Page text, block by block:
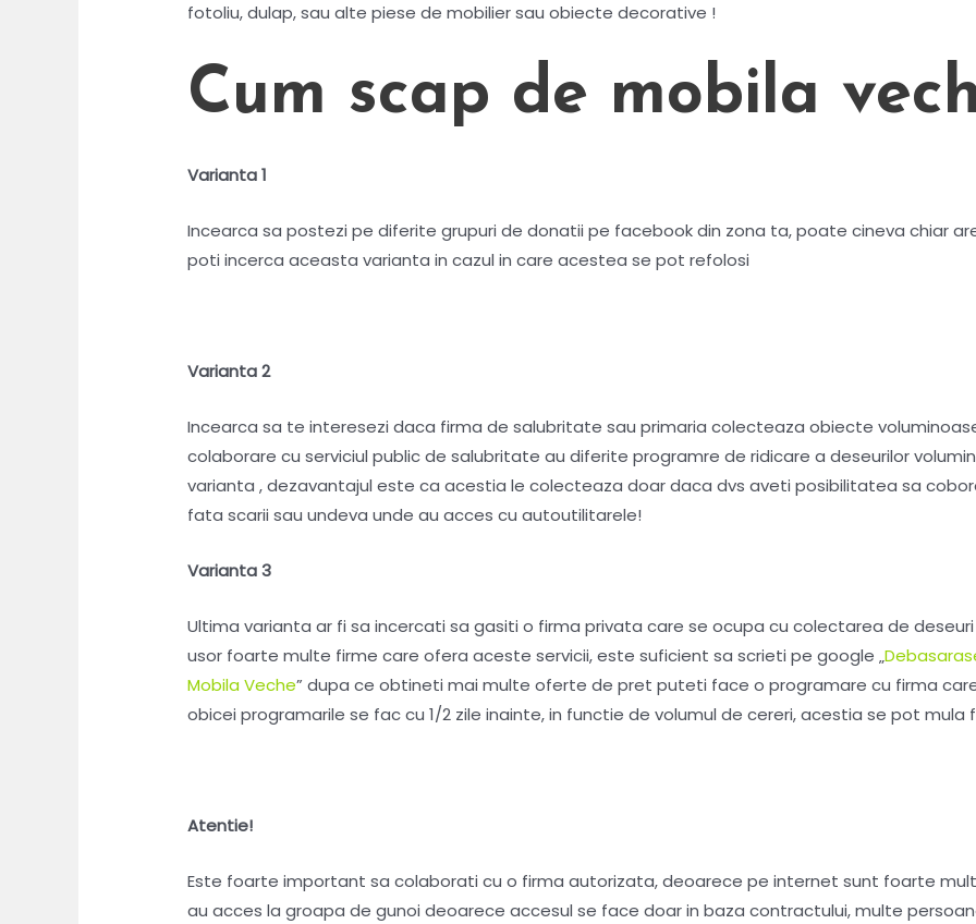
fotoliu, dulap, sau alte piese de mobilier sau obiecte decorative !
Cum scap de mobila
Varianta 1
Incearca sa postezi pe diferite grupuri de donatii pe facebook din zona ta, poate cineva chiar
poti incerca aceasta varianta in cazul in care acestea se pot refolosi
Varianta 2
Incearca sa te interesezi daca firma de salubritate sau primaria colecteaza obiecte
colaborare cu serviciul public de salubritate au diferite programre de ridicare a deseurilor
varianta , dezavantajul este ca acestia le colecteaza doar daca dvs aveti posibilitatea sa
fata scarii sau undeva unde au acces cu autoutilitarele!
Varianta 3
Ultima varianta ar fi sa incercati sa gasiti o firma privata care se ocupa cu colectarea de
usor foarte multe firme care ofera aceste servicii, este suficient sa scrieti pe google „
Mobila Veche” dupa ce obtineti mai multe oferte de pret puteti face o programare cu firma
obicei programarile se fac cu 1/2 zile inainte, in functie de volumul de cereri, acestia se pot
Atentie!
Este foarte important sa colaborati cu o firma autorizata, deoarece pe internet sunt foarte
au acces la groapa de gunoi deoarece accesul se face doar in baza contractului, multe